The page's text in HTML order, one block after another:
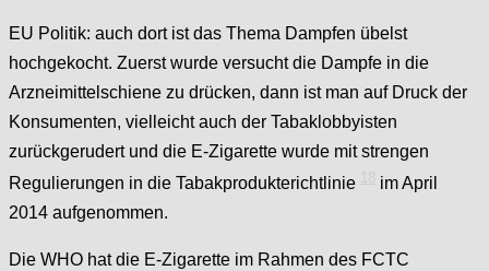
EU Politik: auch dort ist das Thema Dampfen übelst
hochgekocht. Zuerst wurde versucht die Dampfe in die
Arzneimittelschiene zu drücken, dann ist man auf Druck der
Konsumenten, vielleicht auch der Tabaklobbyisten
zurückgerudert und die E-Zigarette wurde mit strengen
Regulierungen in die Tabakprodukterichtlinie
im April
2014 aufgenommen.
Die WHO hat die E-Zigarette im Rahmen des FCTC